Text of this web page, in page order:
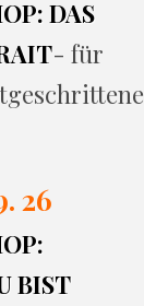
DAS
- für
26
BIST